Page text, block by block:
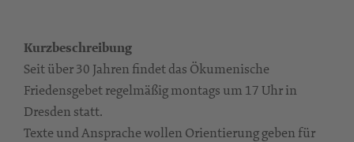
Kurzbeschreibung
Seit über 30 Jahren findet das Ökumenische
Friedensgebet regelmäßig montags um 17 Uhr in
Dresden statt.
Texte und Ansprache wollen Orientierung geben für